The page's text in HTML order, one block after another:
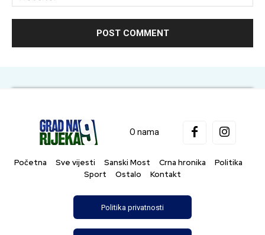
O nama
Početna Sve vijesti Sanski Most Crna hronika
Politika
Sport
Ostalo Kontakt
Politika privatnosti